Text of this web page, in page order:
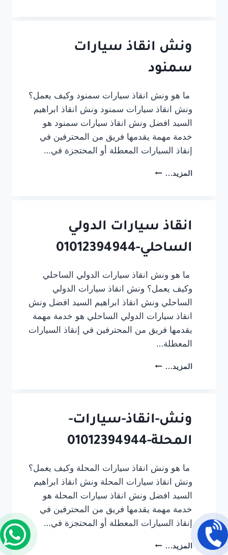
ونش انقاذ سيارات
سمنود
ما هو ونش انقاذ سيارات سمنود وكيف يعمل؟
ونش انقاذ سيارات سمنود ونش انقاذ ابراهيم
السيد افضل ونش انقاذ سيارات سمنود هو
خدمة مهمة يقدمها فريق من المحترفين في
إنقاذ السيارات المعطلة أو المحتجزة في…
المزيد... ونش
انقاذ سيارات الدولي
الساحلي-01012394944
ما هو ونش انقاذ سيارات الدولي الساحلي
وكيف يعمل؟ ونش انقاذ سيارات الدولي
الساحلي ونش انقاذ ابراهيم السيد افضل ونش
انقاذ سيارات الدولي الساحلي هو خدمة مهمة
يقدمها فريق من المحترفين في إنقاذ السيارات
المعطلة…
المزيد... انقاذ
ونش-انقاذ-سيارات-
المحلة-01012394944
ما هو ونش انقاذ سيارات المحلة وكيف يعمل؟
ونش انقاذ سيارات المحلة ونش انقاذ ابراهيم
السيد افضل ونش انقاذ سيارات المحلة هو
خدمة مهمة يقدمها فريق من المحترفين في
إنقاذ السيارات المعطلة أو المحتجزة في…
المزيد... ونش-